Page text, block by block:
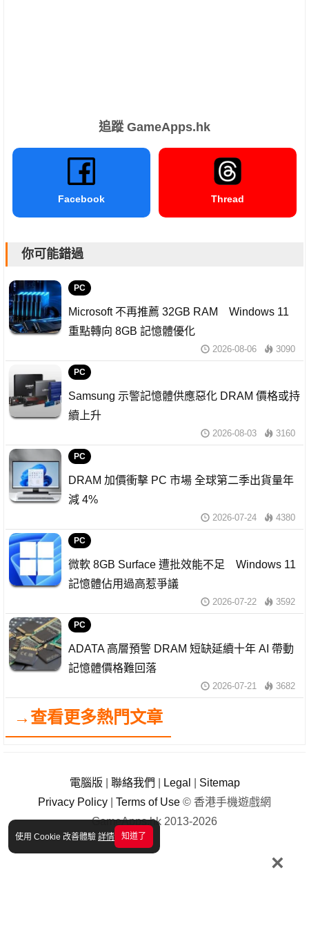
使用 Cookie 改善體驗 詳情 知道了
×
追蹤 GameApps.hk
Facebook Thread
你可能錯過
PC
Microsoft 不再推薦 32GB RAM Windows 11
重點轉向 8GB 記憶體優化
2026-08-06 3090
PC
Samsung 示警記憶體供應惡化 DRAM 價格或持
續上升
2026-08-03 3160
PC
DRAM 加價衝擊 PC 市場 全球第二季出貨量年
減 4%
2026-07-24 4380
PC
微軟 8GB Surface 遭批效能不足 Windows 11
記憶體佔用過高惹爭議
2026-07-22 3592
PC
ADATA 高層預警 DRAM 短缺延續十年 AI 帶動
記憶體價格難回落
2026-07-21 3682
→查看更多熱門文章
電腦版 聯絡我們 Legal
Sitemap
Privacy Policy
Terms of Use © 香港手機遊戲網
GameApps.hk 2013-2026